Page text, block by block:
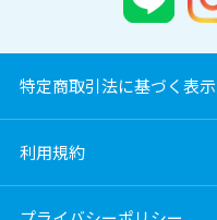
特定商取引法に基づく表示
利用規約